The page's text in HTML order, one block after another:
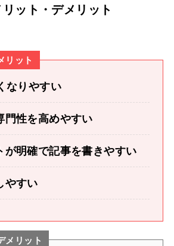
ット・デメリット
リット
なりやすい
門性を高めやすい
が明確で記事を書きやすい
やすい
メリット